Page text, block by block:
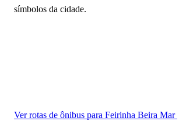
símbolos da cidade.
Ver rotas de ônibus para Feirinha Beira Mar